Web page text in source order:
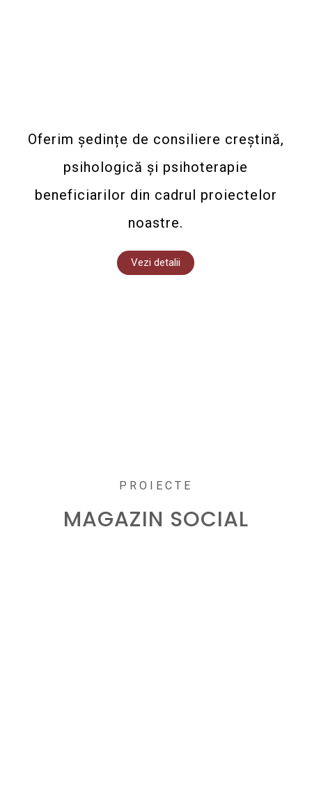
Oferim ședințe de consiliere creștină,
psihologică și psihoterapie
beneficiarilor din cadrul proiectelor
noastre.
Vezi detalii
PROIECTE
MAGAZIN SOCIAL